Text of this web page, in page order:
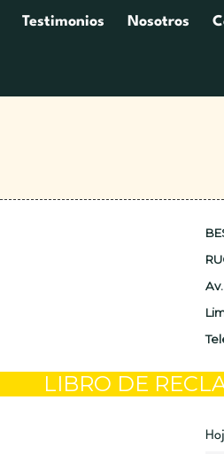
Testimonios Nosotros
LIBRO DE